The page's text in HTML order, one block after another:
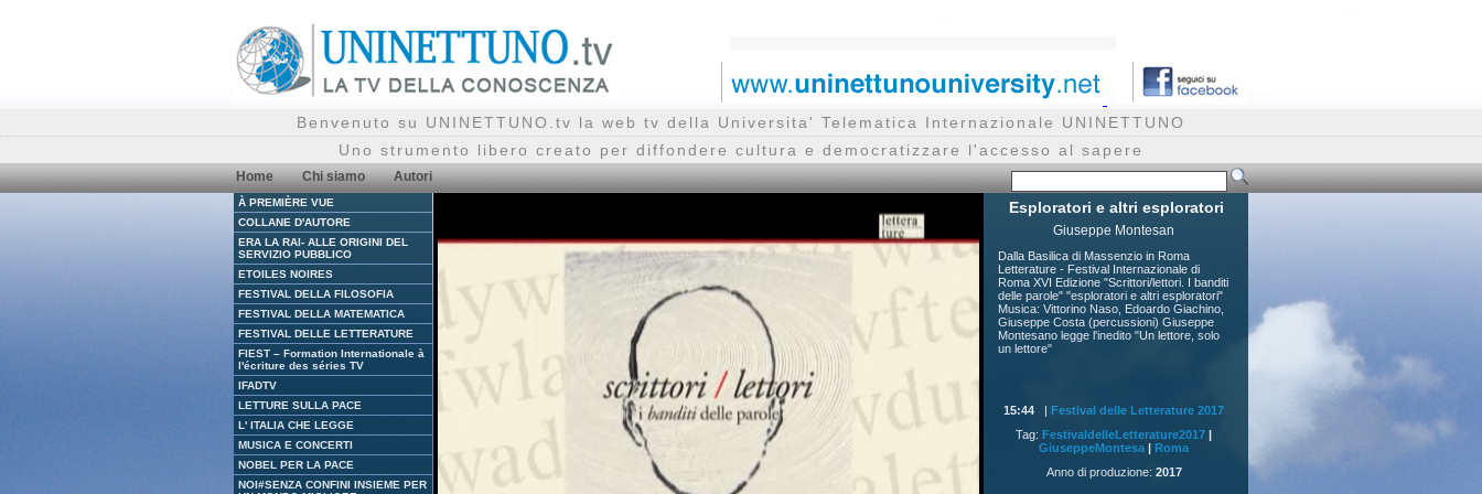
Benvenuto su UNINETTUNO.tv la web tv della Universita' Telematica Internazionale UNINETTUNO
Uno strumento libero creato per diffondere cultura e democratizzare l'accesso al sapere
Home Chi siamo Autori
À PREMIÈRE VUE
COLLANE D'AUTORE
ERA LA RAI- ALLE ORIGINI DEL
SERVIZIO PUBBLICO
ETOILES NOIRES
FESTIVAL DELLA FILOSOFIA
FESTIVAL DELLA MATEMATICA
FESTIVAL DELLE LETTERATURE
FIEST – Formation Internationale à
l'écriture des séries TV
IFADTV
LETTURE SULLA PACE
L' ITALIA CHE LEGGE
MUSICA E CONCERTI
NOBEL PER LA PACE
NOI#SENZA CONFINI INSIEME PER
Esploratori e altri esploratori
Giuseppe Montesan
Dalla Basilica di Massenzio in Roma
Letterature - Festival Internazionale di
Roma XVI Edizione "Scrittori/lettori. I banditi
delle parole" "esploratori e altri esploratori"
Musica: Vittorino Naso, Edoardo Giachino,
Giuseppe Costa (percussioni) Giuseppe
Montesano legge l'inedito "Un lettore, solo
un lettore"
15:44 | Festival delle Letterature 2017
Tag: FestivaldelleLetterature2017 |
GiuseppeMontesa | Roma
Anno di produzione: 2017